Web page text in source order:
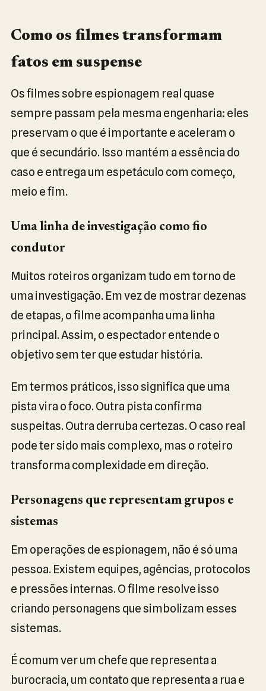
Como os filmes transformam
fatos em suspense
Os filmes sobre espionagem real quase
sempre passam pela mesma engenharia: eles
preservam o que é importante e aceleram o
que é secundário. Isso mantém a essência do
caso e entrega um espetáculo com começo,
meio e fim.
Uma linha de investigação como fio
condutor
Muitos roteiros organizam tudo em torno de
uma investigação. Em vez de mostrar dezenas
de etapas, o filme acompanha uma linha
principal. Assim, o espectador entende o
objetivo sem ter que estudar história.
Em termos práticos, isso significa que uma
pista vira o foco. Outra pista confirma
suspeitas. Outra derruba certezas. O caso real
pode ter sido mais complexo, mas o roteiro
transforma complexidade em direção.
Personagens que representam grupos e
sistemas
Em operações de espionagem, não é só uma
pessoa. Existem equipes, agências, protocolos
e pressões internas. O filme resolve isso
criando personagens que simbolizam esses
sistemas.
É comum ver um chefe que representa a
burocracia, um contato que representa a rua e